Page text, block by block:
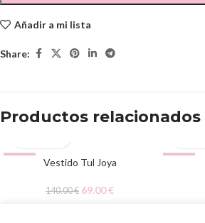
Añadir a mi lista
Share:
Productos relacionados
Vestido Tul Joya
140.00€ 69.00€